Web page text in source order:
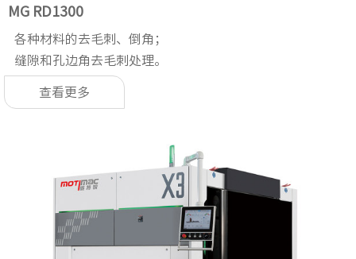
MG RD1300
各种材料的去毛刺、倒角；
缝隙和孔边角去毛刺处理。
查看更多